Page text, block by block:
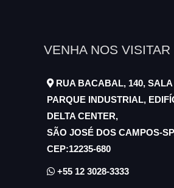
VENHA NOS VISITAR
RUA BACABAL, 140, SALA
PARQUE INDUSTRIAL,
DELTA CENTER,
SÃO JOSÉ DOS CAMPOS-
CEP:12235-680
+55 12 3028-3333